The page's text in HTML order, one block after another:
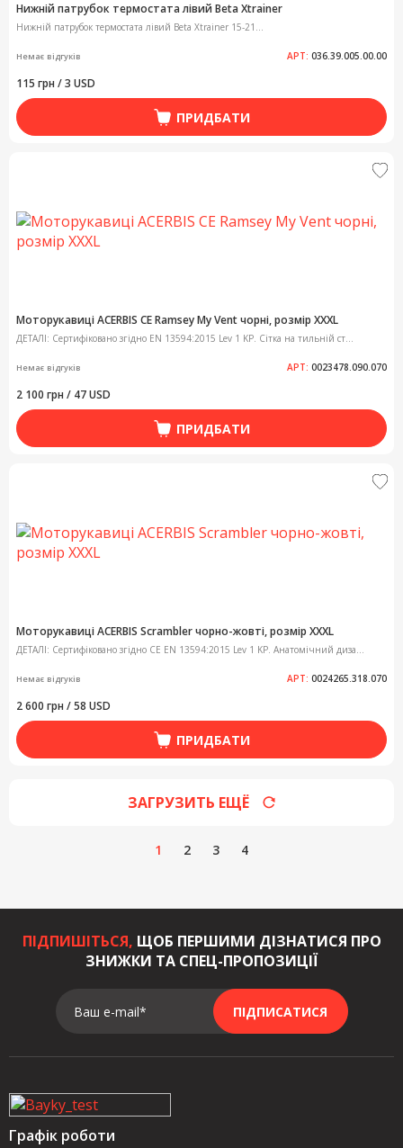
Нижній патрубок термостата лівий Beta Xtrainer
Нижній патрубок термостата лівий Beta Xtrainer 15-21...
Немає відгуків АРТ: 036.39.005.00.00
115 грн / 3 USD
ПРИДБАТИ
Моторукавиці ACERBIS CE Ramsey My Vent чорні, розмір XХXL
ДЕТАЛІ: Сертифіковано згідно EN 13594:2015 Lev 1 KP. Сітка на тильній ст...
Немає відгуків АРТ: 0023478.090.070
2 100 грн / 47 USD
ПРИДБАТИ
Моторукавиці ACERBIS Scrambler чорно-жовті, розмір XXXL
ДЕТАЛІ: Сертифіковано згідно CE EN 13594:2015 Lev 1 KP. Анатомічний диза...
Немає відгуків АРТ: 0024265.318.070
2 600 грн / 58 USD
ПРИДБАТИ
ЗАГРУЗИТЬ ЕЩЁ
1 2 3 4
ПІДПИШІТЬСЯ, ЩОБ ПЕРШИМИ ДІЗНАТИСЯ ПРО
ЗНИЖКИ ТА СПЕЦ-ПРОПОЗИЦІЇ
Ваш e-mail* ПІДПИСАТИСЯ
Графік роботи